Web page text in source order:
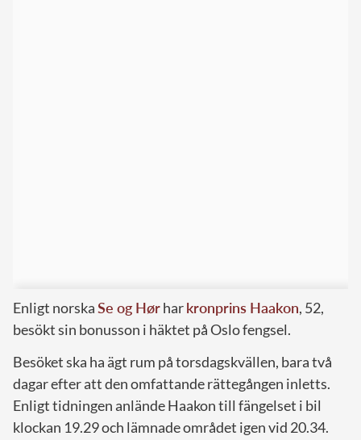
Enligt norskaSe og Hørharkronprins Haakon, 52,
besökt sin bonusson i häktet på Oslo fengsel.
Besöket ska ha ägt rum på torsdagskvällen, bara två
dagar efter att den omfattande rättegången inletts.
Enligt tidningen anlände Haakon till fängelset i bil
klockan 19.29 och lämnade området igen vid 20.34.